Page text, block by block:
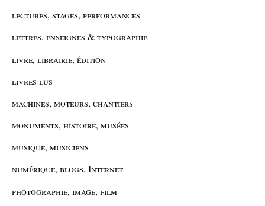
lectures, stages, performances
lettres, enseignes & typographie
livre, librairie, édition
livres lus
machines, moteurs, chantiers
monuments, histoire, musées
musique, musiciens
numérique, blogs, Internet
photographie, image, film